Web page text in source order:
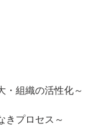
・組織の活性化～
ロセス～